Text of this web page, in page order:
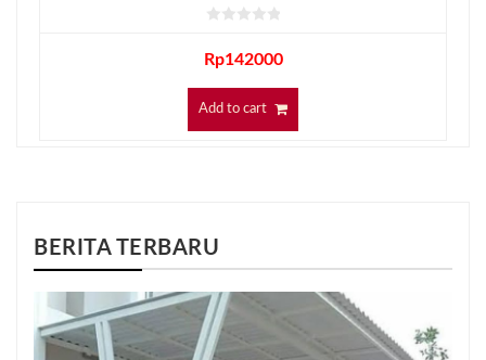
Rp142000
Add to cart
BERITA TERBARU